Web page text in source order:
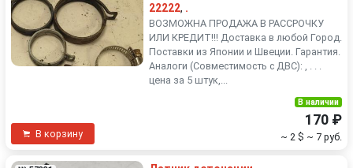
22222, .
ВОЗМОЖНА ПРОДАЖА В РАССРОЧКУ
ИЛИ КРЕДИТ!!! Доставка в любой Город.
Поставки из Японии и Швеции. Гарантия.
Аналоги (Совместимость с ДВС): , . . .
цена за 5 штук,...
В корзину
В наличии
170 ₽
~ 2 $ ~ 7 руб.